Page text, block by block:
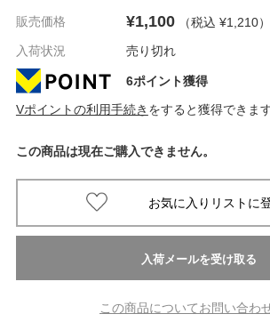
販売価格 ¥1,100 （税込 ¥1,210）
入荷状況
売り切れ
6ポイント獲得
Vポイントの利用手続き をすると獲得できま
この商品は現在ご購入できません。
この商品についてお問い合わ